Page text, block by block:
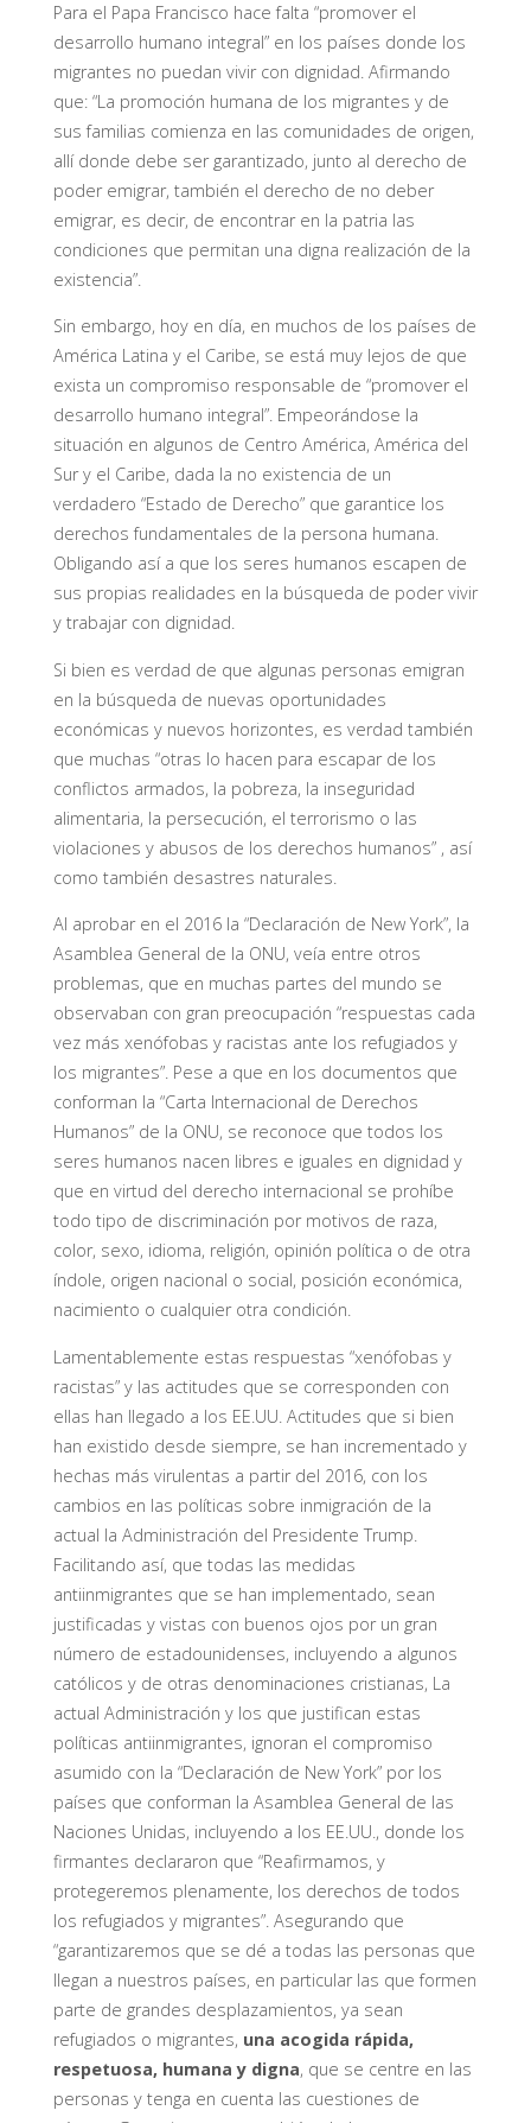
Para el Papa Francisco hace falta “promover el
desarrollo humano integral” en los países donde los
migrantes no puedan vivir con dignidad. Afirmando
que: “La promoción humana de los migrantes y de
sus familias comienza en las comunidades de origen,
allí donde debe ser garantizado, junto al derecho de
poder emigrar, también el derecho de no deber
emigrar, es decir, de encontrar en la patria las
condiciones que permitan una digna realización de la
existencia”.
Sin embargo, hoy en día, en muchos de los países de
América Latina y el Caribe, se está muy lejos de que
exista un compromiso responsable de “promover el
desarrollo humano integral”. Empeorándose la
situación en algunos de Centro América, América del
Sur y el Caribe, dada la no existencia de un
verdadero “Estado de Derecho” que garantice los
derechos fundamentales de la persona humana.
Obligando así a que los seres humanos escapen de
sus propias realidades en la búsqueda de poder vivir
y trabajar con dignidad.
Si bien es verdad de que algunas personas emigran
en la búsqueda de nuevas oportunidades
económicas y nuevos horizontes, es verdad también
que muchas “otras lo hacen para escapar de los
conflictos armados, la pobreza, la inseguridad
alimentaria, la persecución, el terrorismo o las
violaciones y abusos de los derechos humanos” , así
como también desastres naturales.
Al aprobar en el 2016 la “Declaración de New York”, la
Asamblea General de la ONU, veía entre otros
problemas, que en muchas partes del mundo se
observaban con gran preocupación “respuestas cada
vez más xenófobas y racistas ante los refugiados y
los migrantes”. Pese a que en los documentos que
conforman la “Carta Internacional de Derechos
Humanos” de la ONU, se reconoce que todos los
seres humanos nacen libres e iguales en dignidad y
que en virtud del derecho internacional se prohíbe
todo tipo de discriminación por motivos de raza,
color, sexo, idioma, religión, opinión política o de otra
índole, origen nacional o social, posición económica,
nacimiento o cualquier otra condición.
Lamentablemente estas respuestas “xenófobas y
racistas” y las actitudes que se corresponden con
ellas han llegado a los EE.UU. Actitudes que si bien
han existido desde siempre, se han incrementado y
hechas más virulentas a partir del 2016, con los
cambios en las políticas sobre inmigración de la
actual la Administración del Presidente Trump.
Facilitando así, que todas las medidas
antiinmigrantes que se han implementado, sean
justificadas y vistas con buenos ojos por un gran
número de estadounidenses, incluyendo a algunos
católicos y de otras denominaciones cristianas, La
actual Administración y los que justifican estas
políticas antiinmigrantes, ignoran el compromiso
asumido con la “Declaración de New York” por los
países que conforman la Asamblea General de las
Naciones Unidas, incluyendo a los EE.UU., donde los
firmantes declararon que “Reafirmamos, y
protegeremos plenamente, los derechos de todos
los refugiados y migrantes”. Asegurando que
“garantizaremos que se dé a todas las personas que
llegan a nuestros países, en particular las que formen
parte de grandes desplazamientos, ya sean
refugiados o migrantes, una acogida rápida,
respetuosa, humana y digna, que se centre en las
personas y tenga en cuenta las cuestiones de